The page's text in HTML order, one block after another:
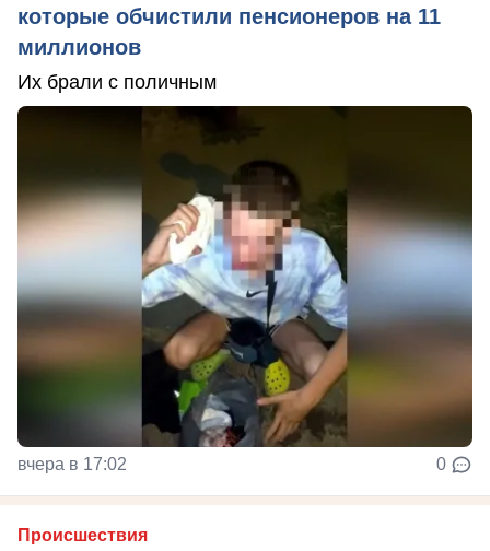
которые обчистили пенсионеров на 11
миллионов
Их брали с поличным
вчера в 17:02 0
Происшествия